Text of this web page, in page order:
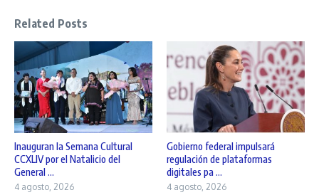
Related Posts
Inauguran la Semana Cultural
CCXLIV por el Natalicio del
General ...
4 agosto, 2026
Gobierno federal impulsará
regulación de plataformas
digitales pa ...
4 agosto, 2026